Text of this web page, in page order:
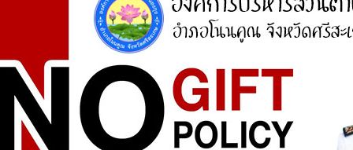
ถนนลาดยางแอสฟัลท์ติกคอนกรีตระหว่างหมู่บ้านและ
ระบบประปาหมู่บ้านแบบบาดาลขนาดเล็ก
Vote